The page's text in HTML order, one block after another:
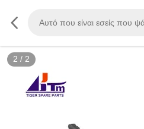
2 / 2